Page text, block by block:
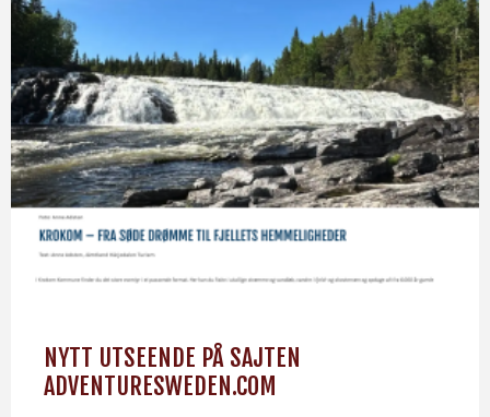
NYTT UTSEENDE PÅ SAJTEN
ADVENTURESWEDEN.COM